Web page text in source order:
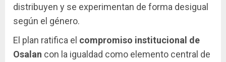
distribuyen y se experimentan de forma desigual
según el género.
El plan ratifica el compromiso institucional de
Osalan con la igualdad como elemento central de